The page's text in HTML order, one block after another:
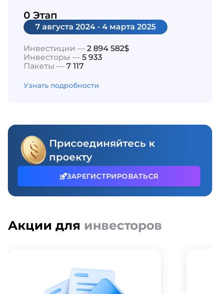
0 Этап
7 августа 2024 - 4 марта 2025
Инвестиции — 2 894 582$
Инвесторы — 5 933
Пакеты — 7 117
Узнать подробности
Присоединяйтесь к
проекту
ЗАРЕГИСТРИРОВАТЬСЯ
Акции для инвесторов